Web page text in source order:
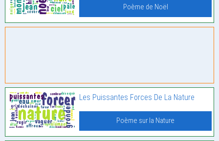
Poème de Noël
Les Puissantes Forces De La Nature
Poème sur la Nature